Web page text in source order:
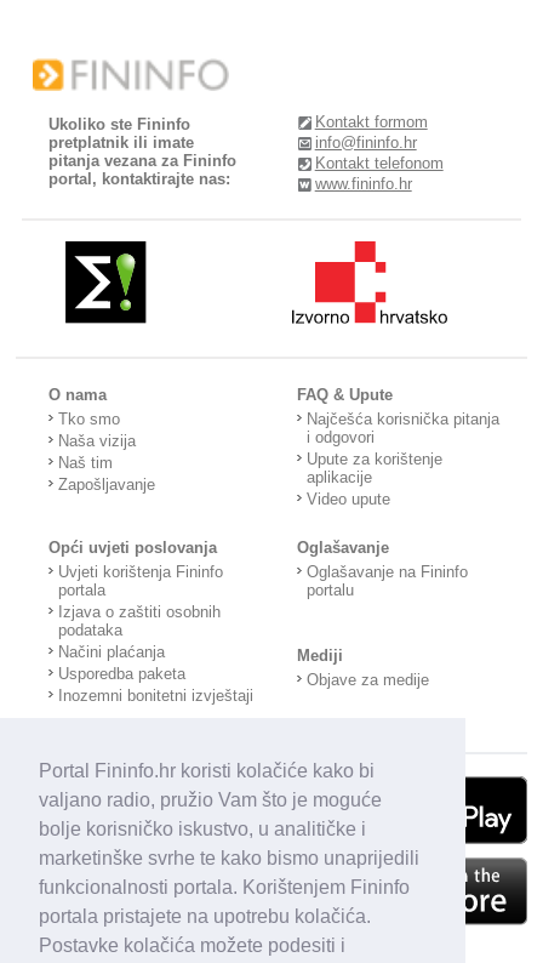
Portal Fininfo.hr koristi kolačiće kako bi
valjano radio, pružio Vam što je moguće
bolje korisničko iskustvo, u analitičke i
marketinške svrhe te kako bismo unaprijedili
funkcionalnosti portala. Korištenjem Fininfo
portala pristajete na upotrebu kolačića.
Postavke kolačića možete podesiti i
Ukoliko ste Fininfo
pretplatnik ili imate
pitanja vezana za Fininfo
portal, kontaktirajte nas:
Kontakt formom
info@fininfo.hr
Kontakt telefonom
www.fininfo.hr
O nama
Tko smo
Naša vizija
Naš tim
Zapošljavanje
FAQ & Upute
Najčešća korisnička pitanja
i odgovori
Upute za korištenje
aplikacije
Video upute
Opći uvjeti poslovanja
Uvjeti korištenja Fininfo
portala
Izjava o zaštiti osobnih
podataka
Načini plaćanja
Usporedba paketa
Inozemni bonitetni izvještaji
Oglašavanje
Oglašavanje na Fininfo
portalu
Mediji
Objave za medije